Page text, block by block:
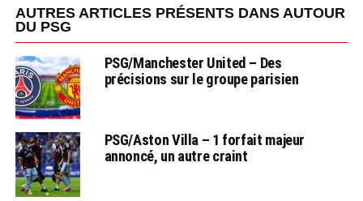
AUTRES ARTICLES PRÉSENTS DANS AUTOUR
DU PSG
PSG/Manchester United – Des
précisions sur le groupe parisien
PSG/Aston Villa – 1 forfait majeur
annoncé, un autre craint